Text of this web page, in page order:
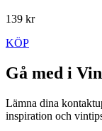
139 kr
KÖP
Gå med i
Lämna dina
inspiration och